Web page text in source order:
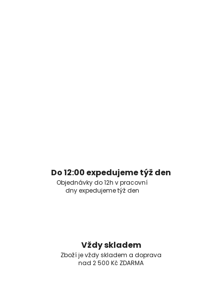
Do 12:00 expedujeme týž den
Objednávky do 12h v pracovní
dny expedujeme týž den
Vždy skladem
Zboží je vždy skladem a doprava
nad 2 500 Kč ZDARMA